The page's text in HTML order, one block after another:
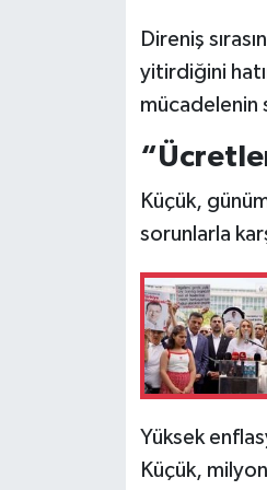
Direniş
yitirdiğini
mücadelenin
Küçük,
sorunlarla
Yüksek
Küçük,